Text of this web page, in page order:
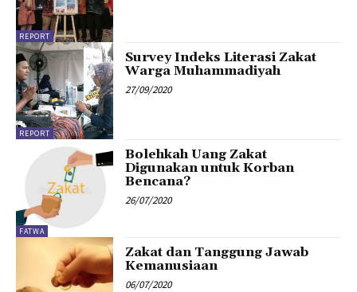
REPORT
REPORT
Survey Indeks Literasi Zakat
Warga Muhammadiyah
27/09/2020
FATWA
Bolehkah Uang Zakat
Digunakan untuk Korban
Bencana?
26/07/2020
Zakat dan Tanggung Jawab
Kemanusiaan
06/07/2020